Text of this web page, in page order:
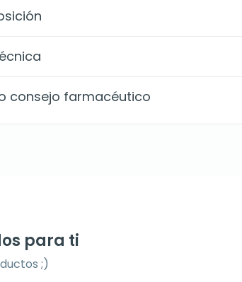
consejo farmacéutico
para ti
;)